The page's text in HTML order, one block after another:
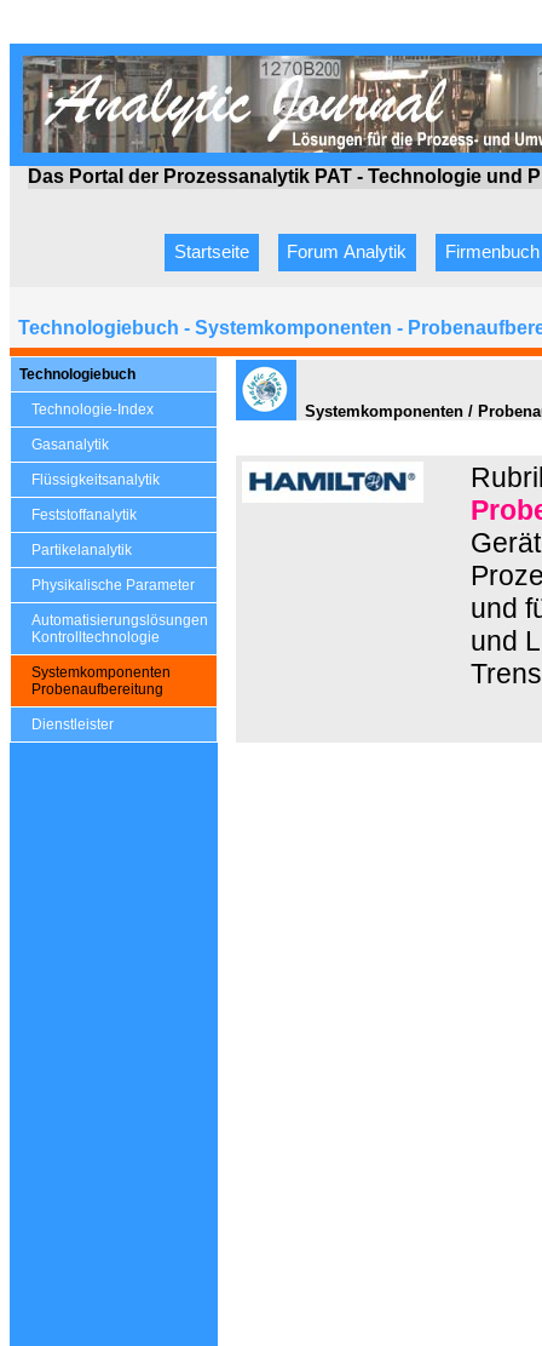
Das Portal der Prozessanalytik PAT - Technologie und
Startseite Forum Analytik Firmenbuch
Technologiebuch - Systemkomponenten -
Technologiebuch
Technologie-Index
Gasanalytik
Flüssigkeitsanalytik
Feststoffanalytik
Partikelanalytik
Physikalische Parameter
Automatisierungslösungen
Kontrolltechnologie
Systemkomponenten
Probenaufbereitung
Dienstleister
Systemkomponenten /
und
und